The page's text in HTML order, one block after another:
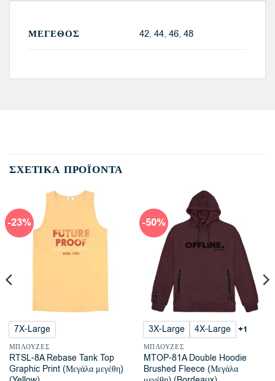
ΜΈΓΕΘΟΣ 42, 44, 46, 48
ΣΧΕΤΙΚΆ ΠΡΟΪΌΝΤΑ
-23%
7X-Large
ΜΠΛΟΎΖΕΣ
RTSL-8A Rebase Tank Top
Graphic Print (Μεγάλα μεγέθη)
-50%
3X-Large 4X-Large +1
ΜΠΛΟΎΖΕΣ
MTOP-81A Double Hoodie
Brushed Fleece (Μεγάλα